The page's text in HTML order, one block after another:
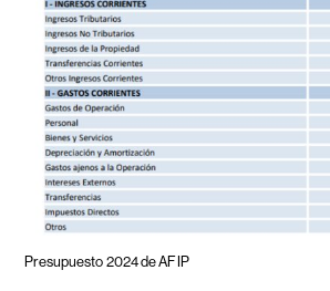
Presupuesto 2024 de AFIP